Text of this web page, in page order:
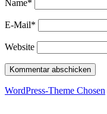
Name*
E-Mail*
Website
WordPress-Theme Chosen